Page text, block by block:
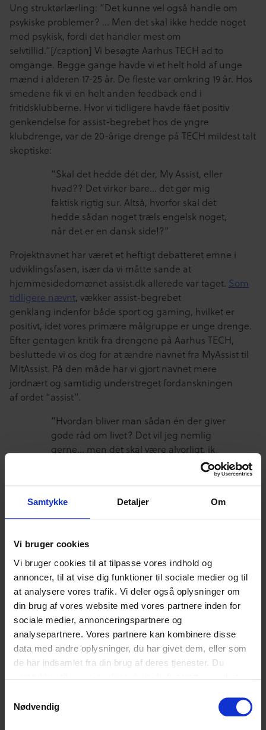
Samtykke Detaljer Om
Vi bruger cookies
Vi bruger cookies til at tilpasse vores indhold og
annoncer, til at vise dig funktioner til sociale medier og til
at analysere vores trafik. Vi deler også oplysninger om
din brug af vores website med vores partnere inden for
sociale medier, annonceringspartnere og
analysepartnere. Vores partnere kan kombinere disse
data med andre oplysninger, du har givet dem, eller som
de har indsamlet fra din brug af deres tjenester. Du
Nødvendig
Ung struktørlærling: “Det kunne vel også handle om
psykiske problemer? … Men det skal ikke hedde noget
med psykisk, fordi det handler mest om
selvtillid.”[/caption] Vi besøgte Aarhus TECH ad to
omgange. Begge gange havde vi et helt hold af unge
mænd i alderen 17-25 år. De fleste var omkring 19 år. Hos
smedene fik vi en helt anden feedback end i
fritidsklubberne. Hvor vi tidligere havde fået positiv
genkendelse for assist-begrebet hos de yngre
klubdrenge, var de 20-årige drenge på TECH mildest talt
skeptiske:
“Skal det hedde dét der, My Assist, eller
hvad?? Det virker bare… det gør mig
faktisk rigtig sur. Altså, hvorfor skal det
hedde sådan noget træls engelsk noget,
når det er en dansk side!?”
Projektnavnet har været et heftigt debatteret emne i
udviklingsfasen, især da vi måtte sande at
hjemmesidedomænet assist.dk allerede var taget. Som
tidligere nævnt, vækker assist-begrebet
genklang indenfor både sport og gaming, hvilket er
positivt, idet vores primære målgruppe er unge drenge.
Efter gentagen kritik fra drengene på Aarhus TECH,
besluttede vi os dog for at ændre navnet fra MyAssist til
MitAssist. På den måde har vi gjort navnet mere
jordnært og samtidig understreget fordanskningen
af ordet “assist”.
“Hvordan bliver man sådan én der giver
gode råd om livet? Det vil jeg nemlig
gerne… men det skal være alvorligt, ik
sådan noget med folk der hele tiden
tager pis på hinanden… De fleste fora er
Der var stor interesse for den storebror-rolle, som
men samtidig blev vi overraskede over, hvor vigtigt det
var for drengene at blive taget alvorligt. Vi havde nok
haft en idé om, at platformens udtryk skulle bære præg
af humor, men denne antagelse har vi fået manet
grundigt til jorden. Hos jord- og betonarbejderne mødte
vi samme behov for det jordnære og seriøse, men her fik
vi også hul på en god dialog om psykiske problemer og
tematisering af bestemte temaer:
“Det kunne vel også handle om psykiske
mest om selvtillid.”